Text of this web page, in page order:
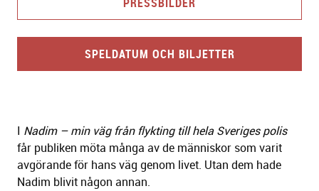
PRESSBILDER
SPELDATUM OCH BILJETTER
I Nadim – min väg från flykting till hela Sveriges polis
får publiken möta många av de människor som varit
avgörande för hans väg genom livet. Utan dem hade
Nadim blivit någon annan.